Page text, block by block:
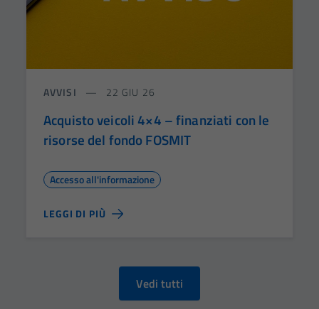
AVVISI 22 GIU 26
Acquisto veicoli 4×4 – finanziati con le
risorse del fondo FOSMIT
Accesso all'informazione
LEGGI DI PIÙ
Vedi tutti